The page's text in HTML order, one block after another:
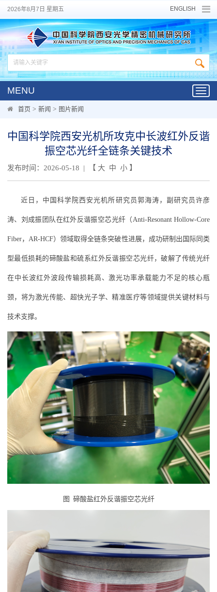
2026年8月7日 星期五 ENGLISH
MENU
首页 > 新闻 > 图片新闻
中国科学院西安光机所攻克中长波红外反谐
振空芯光纤全链条关键技术
发布时间：2026-05-18 | 【 大 中 小 】
近日，中国科学院西安光机所研究员郭海涛，副研究员许彦
涛、刘成振团队在红外反谐振空芯光纤（Anti-Resonant Hollow-Core
Fiber，AR‑HCF）领域取得全链条突破性进展，成功研制出国际同类
型最低损耗的碲酸盐和硫系红外反谐振空芯光纤，破解了传统光纤
在中长波红外波段传输损耗高、激光功率承载能力不足的核心瓶
颈，将为激光传能、超快光子学、精准医疗等领域提供关键材料与
技术支撑。
图 碲酸盐红外反谐振空芯光纤